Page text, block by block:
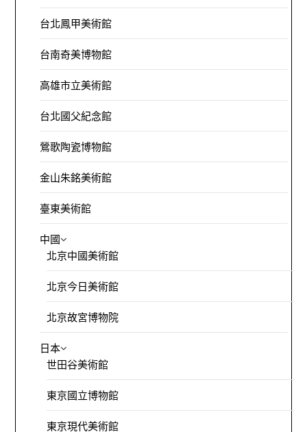
台北鳳甲美術館
台南奇美博物館
高雄市立美術館
台北國父紀念館
鶯歌陶瓷博物館
金山朱銘美術館
臺東美術館
中國
北京中國美術館
北京今日美術館
北京故宮博物院
日本
世田谷美術館
東京國立博物館
東京現代美術館